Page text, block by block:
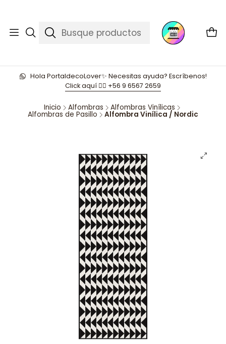
Hola PortaldecoLover✨ Necesitas ayuda? Escríbenos!
Click aquí 👉🏼 +56 9 6567 2659
Inicio Alfombras Alfombras Vinílicas
Alfombras de Pasillo Alfombra Vinílica / Nordic